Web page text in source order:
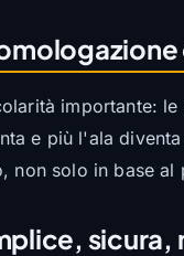
importante:
e più l'ala
non solo in base al
sicura,